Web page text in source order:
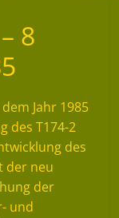
8
Jahr 1985
des T174-2
des
der neu
der
und